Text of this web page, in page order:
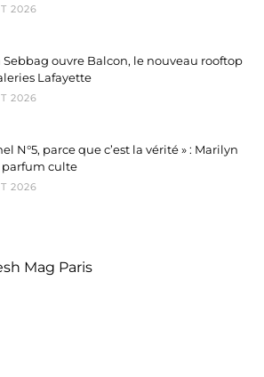
2026
ouvre Balcon, le nouveau rooftop
Lafayette
2026
N°5, parce que c’est la vérité » : Marilyn
parfum culte
2026
Mag Paris